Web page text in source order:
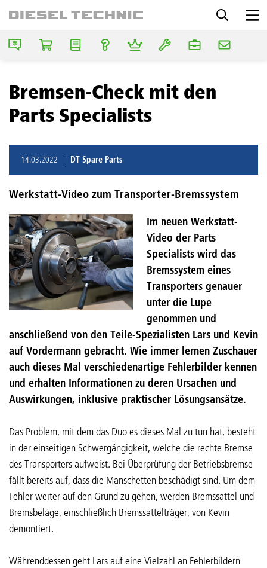
Bremsen-Check mit den
Parts Specialists
14.03.2022 DT Spare Parts
Werkstatt-Video zum Transporter-Bremssystem
Im neuen Werkstatt-
Video der Parts
Specialists wird das
Bremssystem eines
Transporters genauer
unter die Lupe
genommen und
anschließend von den Teile-Spezialisten Lars und Kevin
auf Vordermann gebracht. Wie immer lernen Zuschauer
auch dieses Mal verschiedenartige Fehlerbilder kennen
und erhalten Informationen zu deren Ursachen und
Auswirkungen, inklusive praktischer Lösungsansätze.
Das Problem, mit dem das Duo es dieses Mal zu tun hat, besteht
in der einseitigen Schwergängigkeit, welche die rechte Bremse
des Transporters aufweist. Bei Überprüfung der Betriebsbremse
fällt bereits auf, dass die Manschetten beschädigt sind. Um dem
Fehler weiter auf den Grund zu gehen, werden Bremssattel und
Bremsbeläge, einschließlich Bremssattelträger, von Kevin
demontiert.
Währenddessen geht Lars auf eine Vielzahl an Fehlerbildern